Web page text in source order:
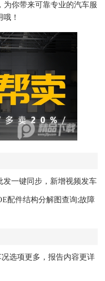
为你带来可靠专业的汽车服
！
发一键同步，新增视频发车
配件结构分解图查询;故障
选项更多，报告内容更详